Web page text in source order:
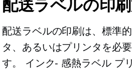
配送ラベルの印
配送ラベルの印刷は、標準
タ、あるいはプリンタを必
す。
インク- 感熱ラベル プ